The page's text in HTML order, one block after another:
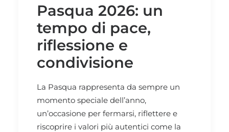
Pasqua 2026: un
tempo di pace,
riflessione e
condivisione
La Pasqua rappresenta da sempre un
momento speciale dell’anno,
un’occasione per fermarsi, riflettere e
riscoprire i valori più autentici come la